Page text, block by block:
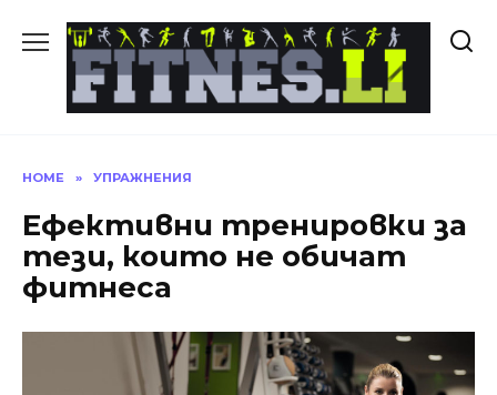
HOME » УПРАЖНЕНИЯ
Ефективни тренировки за
тези, които не обичат
фитнеса